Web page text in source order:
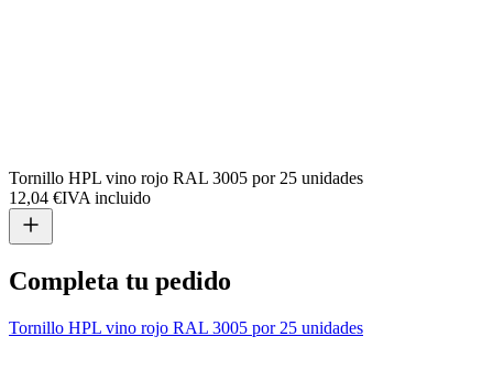
Tornillo HPL vino rojo RAL 3005 por 25 unidades
12,04 €IVA incluido
Completa tu pedido
Tornillo HPL vino rojo RAL 3005 por 25 unidades